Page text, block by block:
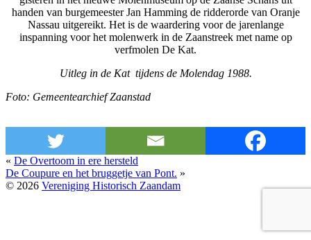
handen van burgemeester Jan Hamming de ridderorde van Oranje
Nassau uitgereikt. Het is de waardering voor de jarenlange
inspanning voor het molenwerk in de Zaanstreek met name op
verfmolen De Kat.
Uitleg in de Kat tijdens de Molendag 1988.
Foto: Gemeentearchief Zaanstad
« De Overtoom in ere hersteld
De Coupure en het bruggetje van Pont. »
© 2026 Vereniging Historisch Zaandam